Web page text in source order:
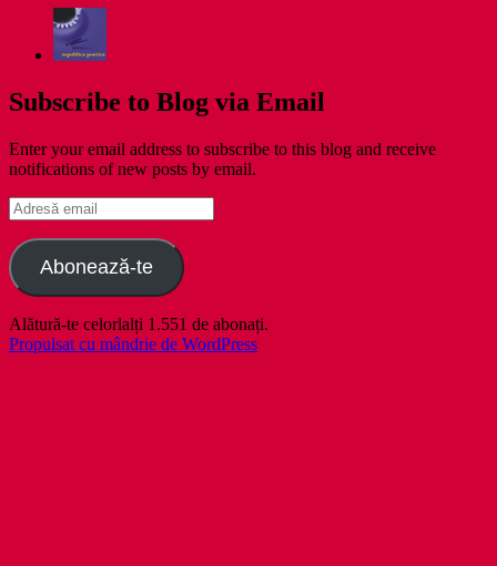
Subscribe to Blog via Email
Enter your email address to subscribe to this blog and receive
notifications of new posts by email.
Adresă
email
Abonează-te
Alătură-te celorlalți 1.551 de abonați.
Propulsat cu mândrie de WordPress